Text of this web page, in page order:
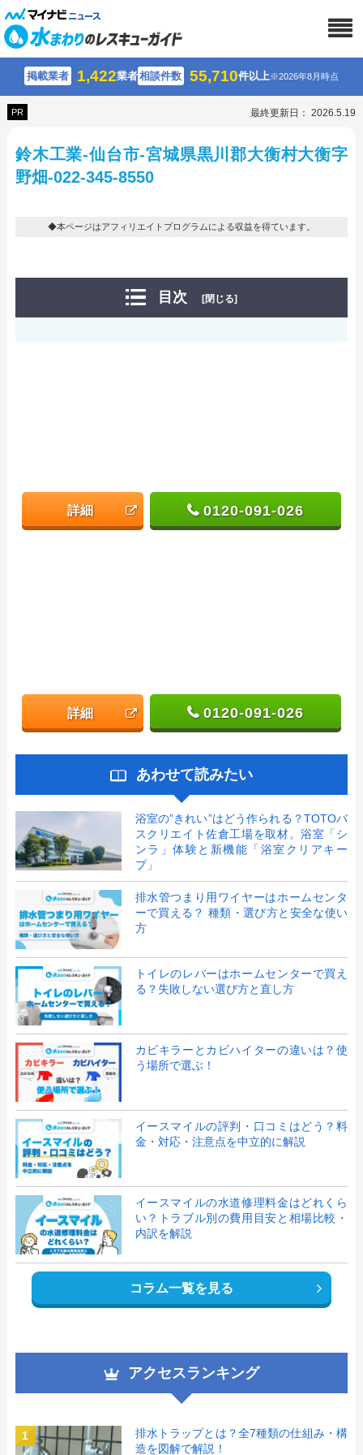
掲載業者 1,422業者相談件数 55,710件以上※2026年8月時点
PR 最終更新日： 2026.5.19
鈴木工業-仙台市-宮城県黒川郡大衡村大衡字
野畑-022-345-8550
◆本ページはアフィリエイトプログラムによる収益を得ています。
目次 [閉じる]
詳細 0120-091-026
詳細 0120-091-026
あわせて読みたい
浴室の”きれい”はどう作られる？TOTOバ
スクリエイト佐倉工場を取材。浴室「シ
ンラ」体験と新機能「浴室クリアキー
プ」
排水管つまり用ワイヤーはホームセンタ
ーで買える？ 種類・選び方と安全な使い
方
トイレのレバーはホームセンターで買え
る？失敗しない選び方と直し方
カビキラーとカビハイターの違いは？使
う場所で選ぶ！
イースマイルの評判・口コミはどう？料
金・対応・注意点を中立的に解説
イースマイルの水道修理料金はどれくら
い？トラブル別の費用目安と相場比較・
内訳を解説
コラム一覧を見る
アクセスランキング
1
排水トラップとは？全7種類の仕組み・構
造を図解で解説！